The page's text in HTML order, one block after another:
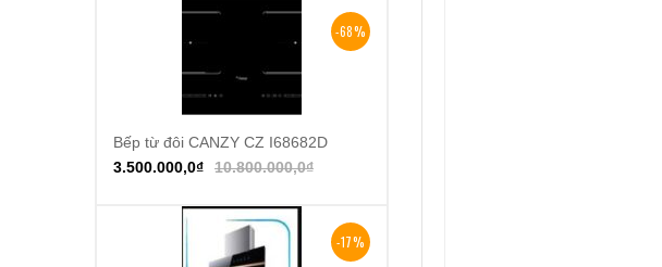
-68%
Thêm vào giỏ hàng
Bếp từ đôi CANZY CZ I68682D
10.800.000,0₫
3.500.000,0₫
-17%